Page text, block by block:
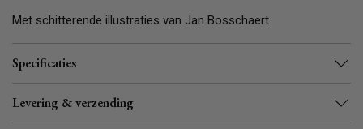
Met schitterende illustraties van Jan Bosschaert.
Specificaties
Levering & verzending